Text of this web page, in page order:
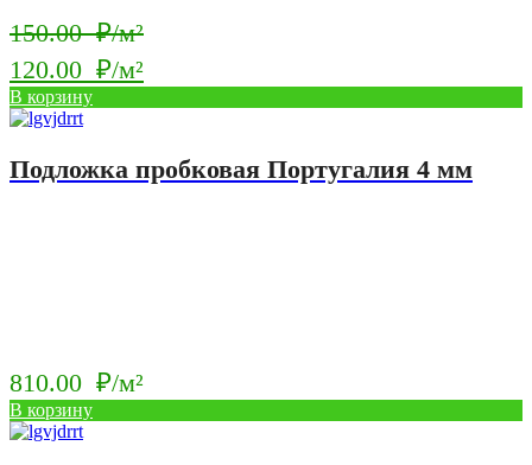
150.00₽/м²Первоначальная
составляла
м².
120.00 ₽/м²
Текущая
цена:
120.00
В корзину
Подложка пробковая Португалия 4 мм
810.00 ₽/м²
В корзину